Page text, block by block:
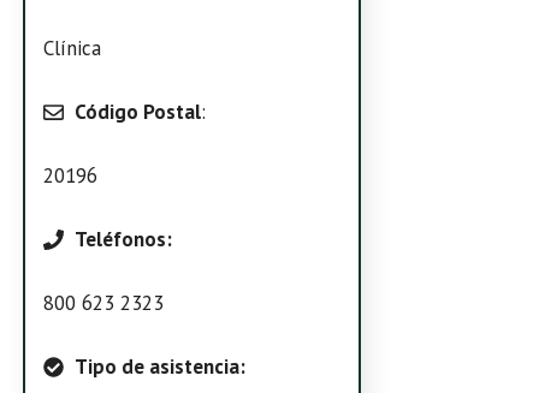
Clínica
Código Postal:
20196
Teléfonos:
800 623 2323
Tipo de asistencia: